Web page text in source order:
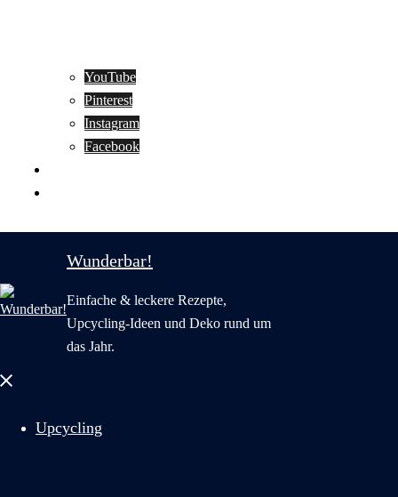
YouTube
Pinterest
Instagram
Facebook
Wunderbar!
Einfache & leckere Rezepte,
Upcycling-Ideen und Deko rund um
das Jahr.
Menü
Upcycling